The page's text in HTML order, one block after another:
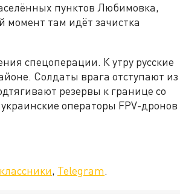
пунктов Любимовка,
там идёт зачистка
спецоперации. К утру русские
Солдаты врага отступают из
резервы к границе со
операторы FPV-дронов
, Telegram.